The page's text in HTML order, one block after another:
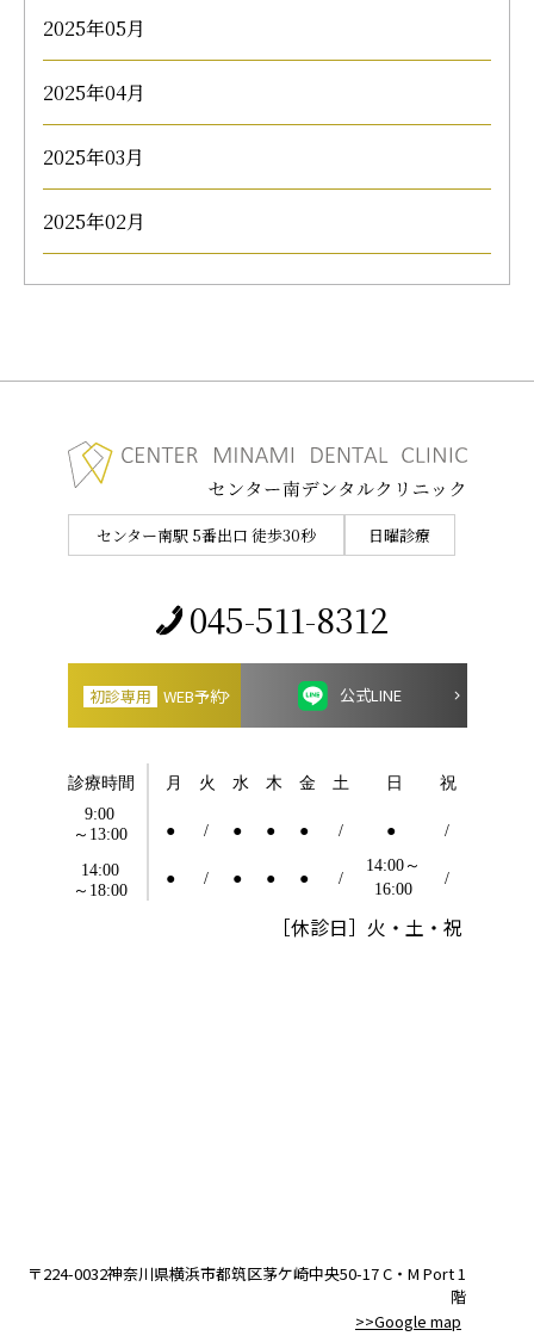
2025年05月
2025年04月
2025年03月
2025年02月
センター南駅 5番出口 徒歩30秒 日曜診療
045-511-8312
初診専用 WEB予約 公式LINE
［休診日］火・土・祝
〒224-0032神奈川県横浜市都筑区茅ケ崎中央50-17 C・M Port 1
階
>>Google map